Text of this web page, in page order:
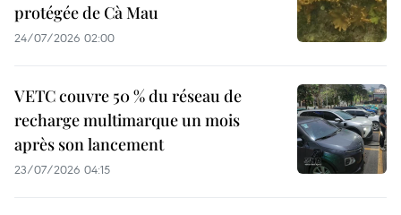
protégée de Cà Mau
24/07/2026 02:00
VETC couvre 50 % du réseau de
recharge multimarque un mois
après son lancement
23/07/2026 04:15